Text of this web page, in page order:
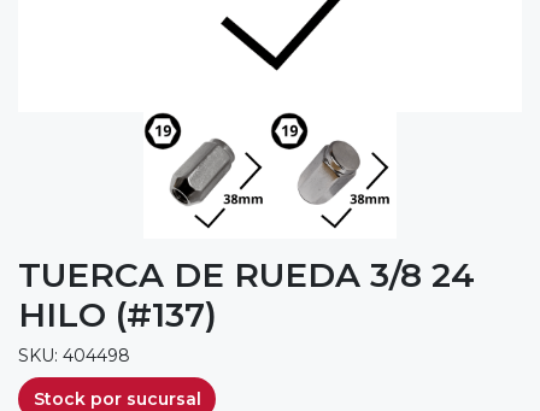
TUERCA DE RUEDA 3/8 24
HILO (#137)
SKU: 404498
Stock por sucursal